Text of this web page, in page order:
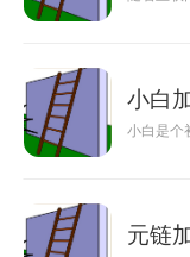
小白
小白是个
元链